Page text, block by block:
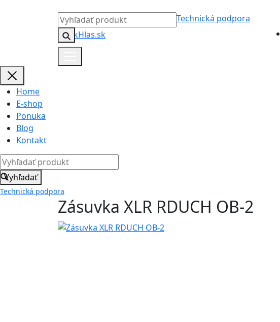
Technická podpora
Home
E-shop
Ponuka
Blog
Kontakt
Vyhľadať
Technická podpora
Zásuvka XLR RDUCH OB-2